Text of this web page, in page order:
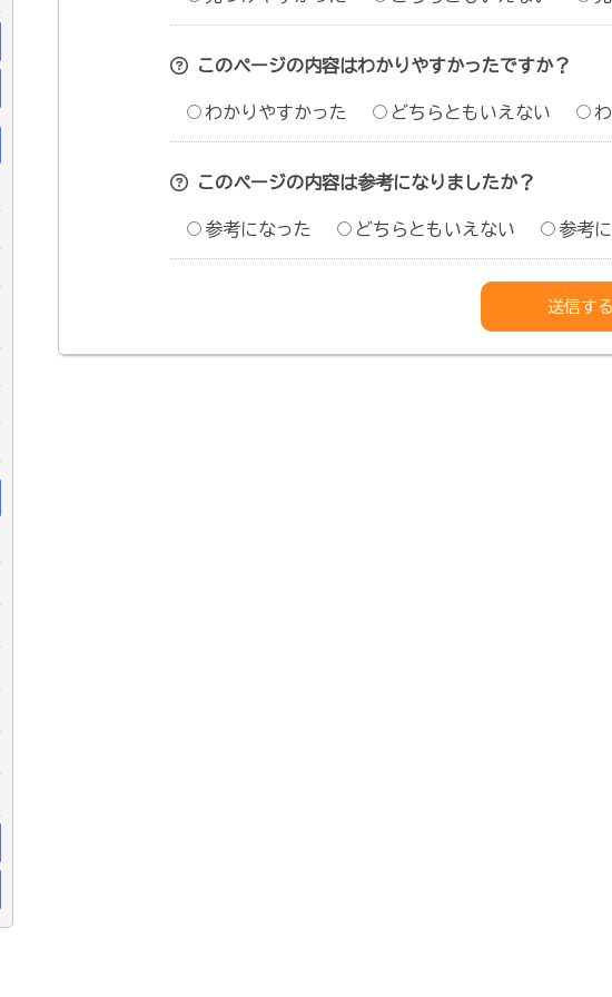
このページの内容はわかりやすかったですか？
わかりやすかった どちらともいえない
このページの内容は参考になりましたか？
参考になった どちらともいえない 参考